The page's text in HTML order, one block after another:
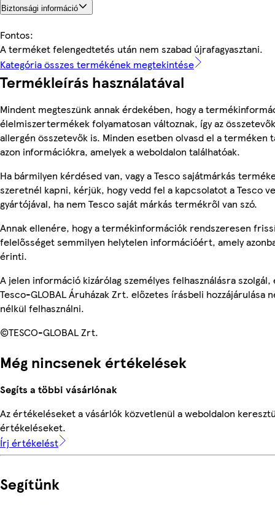
Biztonsági információ
Fontos:
A terméket felengedtetés után nem szabad újrafagyasztani.
Kategória összes termékének megtekintése
Termékleírás használatával
Mindent megteszünk annak érdekében, hogy a
élelmiszertermékek folyamatosan változnak, így az
allergén összetevők is. Minden esetben olvasd el a terméken
azon információkra, amelyek a weboldalon találhatóak.
Ha bármilyen kérdésed van, vagy a Tesco sajátmárkás
szeretnél kapni, kérjük, hogy vedd fel a kapcsolatot a Tesco
gyártójával, ha nem Tesco saját márkás termékről van szó.
Annak ellenére, hogy a termékinformációk rendszeresen
felelősséget semmilyen helytelen információért, amely
érinti.
A jelen információ kizárólag személyes felhasználásra
Tesco-GLOBAL Áruházak Zrt. előzetes írásbeli hozzájárulása
nélkül felhasználni.
©TESCO-GLOBAL Zrt.
Még nincsenek értékelések
Segíts a többi vásárlónak
Az értékeléseket a vásárlók közvetlenül a weboldalon
értékeléseket.
Írj értékelést
Segítünk